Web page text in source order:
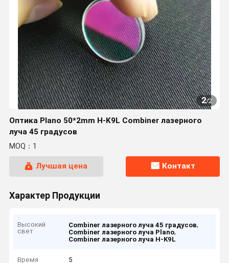
2/2
Оптика Plano 50*2mm H-K9L Combiner лазерного
луча 45 градусов
MOQ：1
Лучшая цена Контакт
Характер Продукции
Высокий
свет
Combiner лазерного луча 45 градусов,
Combiner лазерного луча Plano,
Combiner лазерного луча H-K9L
Время
5